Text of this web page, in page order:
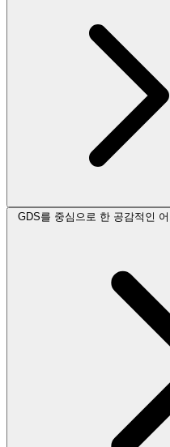
GDS를 중심으로 한 공감적인